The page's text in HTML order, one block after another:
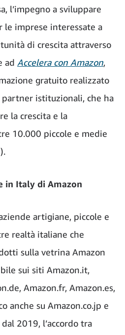
l’impegno a sviluppare
le imprese interessate a
di crescita attraverso
ad Accelera con Amazon,
gratuito realizzato
partner istituzionali, che ha
la crescita e la
10.000 piccole e medie
in Italy di Amazon
artigiane, piccole e
realtà italiane che
sulla vetrina Amazon
sui siti Amazon.it,
Amazon.fr, Amazon.es,
anche su Amazon.co.jp e
2019, l’accordo tra